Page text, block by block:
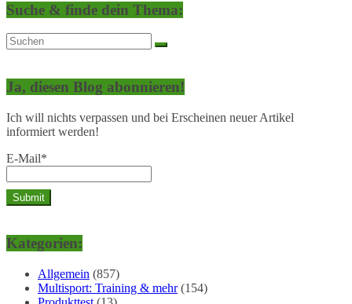
Suche & finde dein Thema:
Ja, diesen Blog abonnieren!
Ich will nichts verpassen und bei Erscheinen neuer Artikel
informiert werden!
E-Mail*
Kategorien:
Allgemein (857)
Multisport: Training & mehr(154)